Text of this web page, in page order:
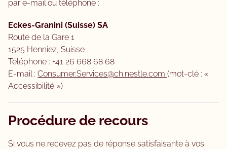
par e-mail ou téléphone :
Eckes-Granini (Suisse) SA
Route de la Gare 1
1525 Henniez, Suisse
Téléphone : +41 26 668 68 68
E-mail : Consumer.Services@ch.nestle.com (mot-clé : «
Accessibilité »)
Procédure de recours
Si vous ne recevez pas de réponse satisfaisante à vos